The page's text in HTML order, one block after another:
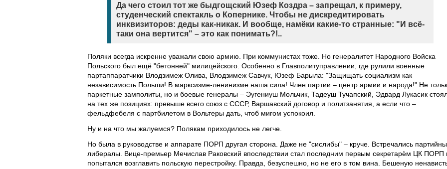
Да чего стоил тот же быдгощский Юзеф Коздра – запрещал, к примеру,
студенческий спектакль о Копернике. Чтобы не дискредитировать
инквизиторов: деды как-никак. И вообще, намёки какие-то странные: "И всё-
таки она вертится" – это как понимать?!..
Поляки всегда искренне уважали свою армию. При коммунистах тоже. Но генералитет Народного Войска
Польского был ещё "бетонней" милицейского. Особенно в Главполитуправлении, где рулили военные
партаппаратчики Влодзимеж Олива, Влодзимеж Савчук, Юзеф Барыла: "Защищать социализм как
независимость Польши! В марксизме-ленинизме наша сила! Член партии – центр армии и народа!" Не
паркетные замполиты, но и боевые генералы – Эугениуш Мольчик, Тадеуш Тучапский, Эдвард Лукасик
на тех же позициях: превыше всего союз с СССР, Варшавский договор и политзанятия, а если что –
фельдфебеля с партбилетом в Вольтеры дать, чтоб мигом успокоил.
Ну и на что мы жалуемся? Полякам приходилось не легче.
Но была в руководстве и аппарате ПОРП другая сторона. Даже не "сислибы" – круче. Встречались
либералы. Вице-премьер Мечислав Раковский впоследствии стал последним первым секретарём ЦК ПОРП
попытался возглавить польскую перестройку. Правда, безуспешно, но не его в том вина. Бешеную